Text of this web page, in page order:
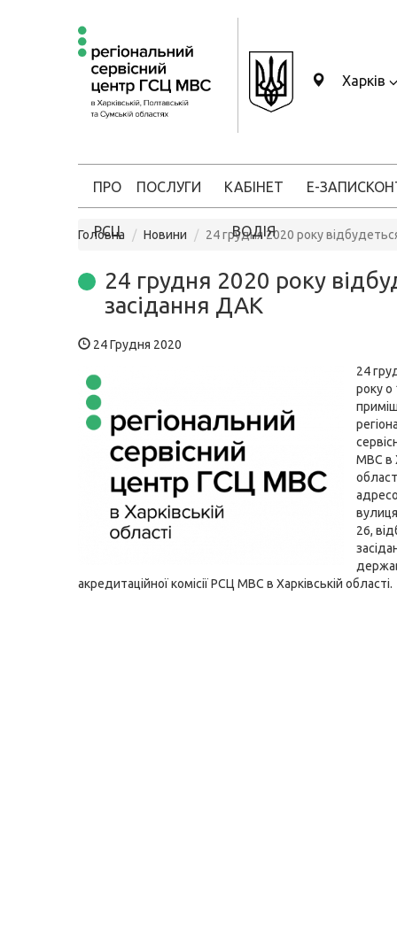
Харків
ПРО
РСЦ
ПОСЛУГИ КАБІНЕТ
ВОДІЯ
Е-ЗАПИС
Головна Новини 24 грудня 2020 року
24 грудня 2020 року
засідання ДАК
24 Грудня 2020
24
року о
МВС в
26,
акредитаційної комісії РСЦ МВС в Харківській області.